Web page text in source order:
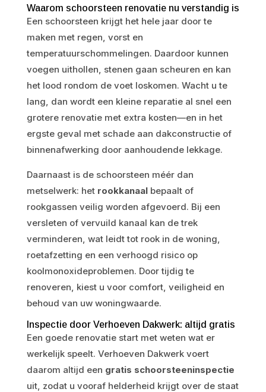
Waarom schoorsteen renovatie nu verstandig is
Een schoorsteen krijgt het hele jaar door te
maken met regen, vorst en
temperatuurschommelingen. Daardoor kunnen
voegen uithollen, stenen gaan scheuren en kan
het lood rondom de voet loskomen. Wacht u te
lang, dan wordt een kleine reparatie al snel een
grotere renovatie met extra kosten—en in het
ergste geval met schade aan dakconstructie of
binnenafwerking door aanhoudende lekkage.
Daarnaast is de schoorsteen méér dan
metselwerk: het rookkanaalbepaalt of
rookgassen veilig worden afgevoerd. Bij een
versleten of vervuild kanaal kan de trek
verminderen, wat leidt tot rook in de woning,
roetafzetting en een verhoogd risico op
koolmonoxideproblemen. Door tijdig te
renoveren, kiest u voor comfort, veiligheid en
behoud van uw woningwaarde.
Inspectie door Verhoeven Dakwerk: altijd gratis
Een goede renovatie start met weten wat er
werkelijk speelt. Verhoeven Dakwerk voert
daarom altijd een gratis schoorsteeninspectie
uit, zodat u vooraf helderheid krijgt over de staat